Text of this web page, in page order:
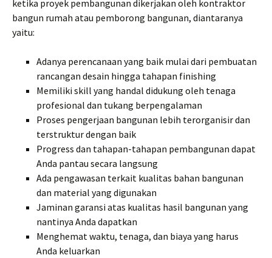
ketika proyek pembangunan dikerjakan oleh kontraktor
bangun rumah atau pemborong bangunan, diantaranya
yaitu:
Adanya perencanaan yang baik mulai dari pembuatan
rancangan desain hingga tahapan finishing
Memiliki skill yang handal didukung oleh tenaga
profesional dan tukang berpengalaman
Proses pengerjaan bangunan lebih terorganisir dan
terstruktur dengan baik
Progress dan tahapan-tahapan pembangunan dapat
Anda pantau secara langsung
Ada pengawasan terkait kualitas bahan bangunan
dan material yang digunakan
Jaminan garansi atas kualitas hasil bangunan yang
nantinya Anda dapatkan
Menghemat waktu, tenaga, dan biaya yang harus
Anda keluarkan